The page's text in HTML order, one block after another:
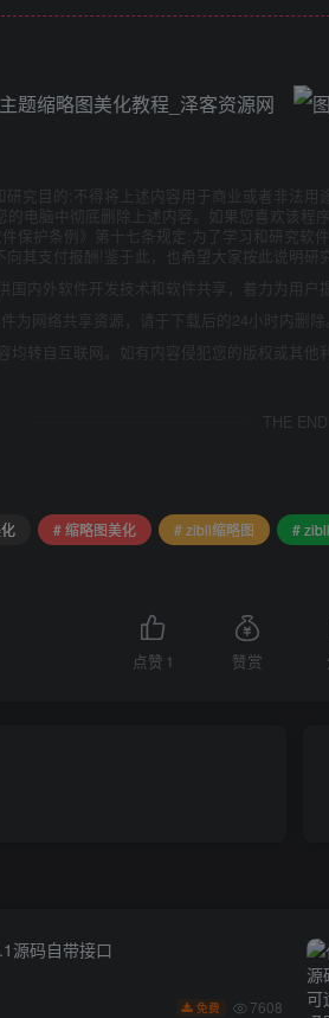
究目的;不得将上述内容用于商业或者非法
电脑中彻底删除上述内容。如果您喜欢该程
保护条例》第十七条规定:为了学习和研究软
其支付报酬!鉴于此，也希望大家按此说明研
国内外软件开发技术和软件共享，着力为用户
为网络共享资源，请于下载后的24小时内删除
均转自互联网。如有内容侵犯您的版权或其他
THE END
# 缩略图美化 # zibll缩略图 #
点赞 1 赞赏
源码自带接口
免费 7608